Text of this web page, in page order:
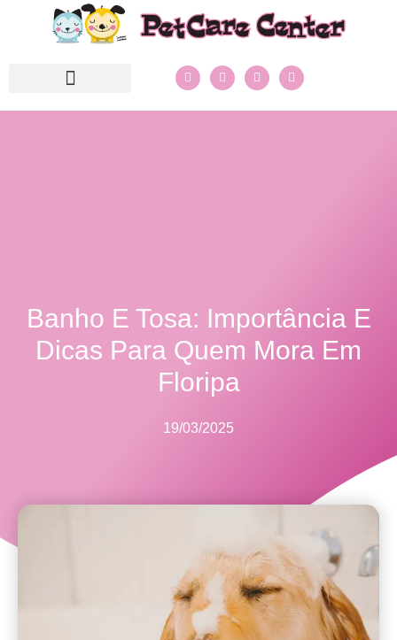
Banho E Tosa: Importância E
Dicas Para Quem Mora Em
Floripa
19/03/2025